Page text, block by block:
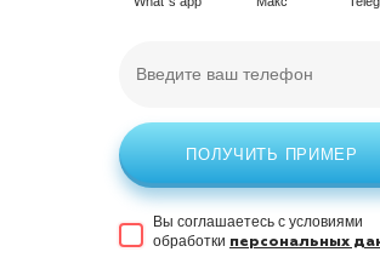
ПОЛУЧИТЬ ПРИМЕР
Вы соглашаетесь с условиями
обработки персональных